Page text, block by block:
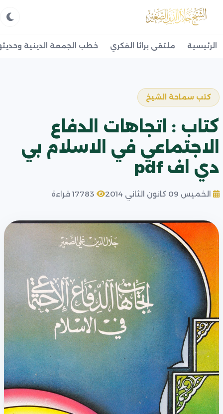
الرئيسية ملتقى براثا الفكري خطب الجمعة الدينية
كتب سماحة الشيخ
كتاب : اتجاهات الدفاع
الاجتماعي في الاسلام بي
دي اف pdf
الخميس 09 كانون الثاني 2014